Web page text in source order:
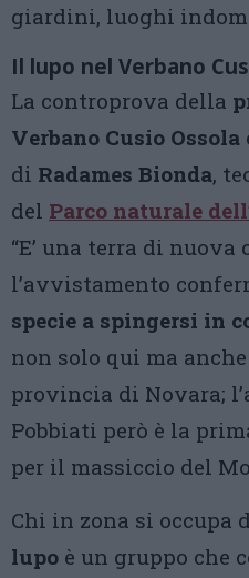
giardini, luoghi
Il lupo nel Verbano
La controprova della
Verbano Cusio Ossola
di Radames Bionda,
del Parco naturale
“E’ una terra di nuova
l’avvistamento
specie a spingersi in
non solo qui ma
provincia di Novara;
Pobbiati però è la
per il massiccio del
Chi in zona si occupa
lupo è un gruppo che